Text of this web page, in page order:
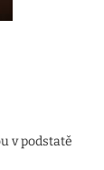
v podstatě